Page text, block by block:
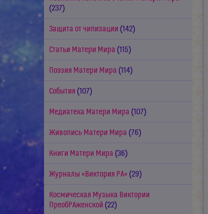
(237)
Защита от чипизации (142)
Статьи Матери Мира (115)
Поэзия Матери Мира (114)
События (107)
Медиатека Матери Мира (107)
Живопись Матери Мира (76)
Книги Матери Мира (36)
Журналы «Виктория РА» (29)
Космическая Музыка Виктории
ПреобРАженской (22)